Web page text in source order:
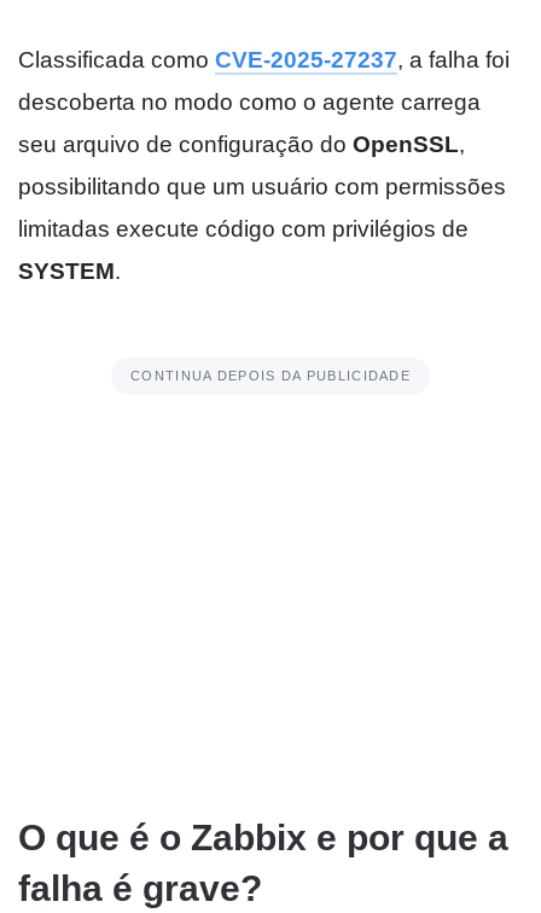
Classificada como CVE-2025-27237, a falha foi
descoberta no modo como o agente carrega
seu arquivo de configuração do OpenSSL,
possibilitando que um usuário com permissões
limitadas execute código com privilégios de
SYSTEM.
CONTINUA DEPOIS DA PUBLICIDADE
O que é o Zabbix e por que a
falha é grave?